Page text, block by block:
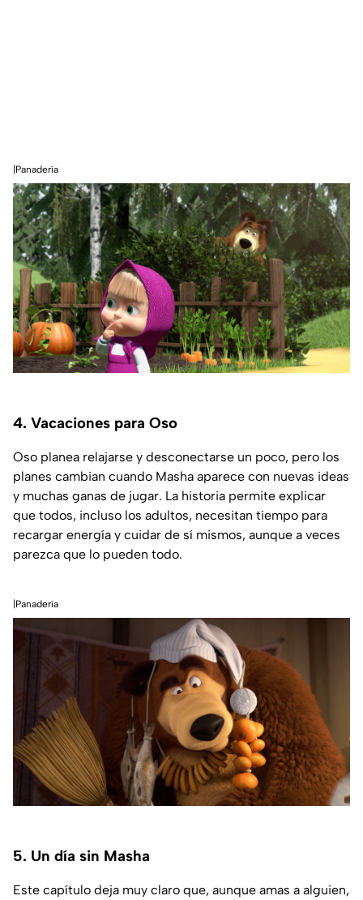
|Panadería
4. Vacaciones para Oso
Oso planea relajarse y desconectarse un poco, pero los
planes cambian cuando Masha aparece con nuevas ideas
y muchas ganas de jugar. La historia permite explicar
que todos, incluso los adultos, necesitan tiempo para
recargar energía y cuidar de sí mismos, aunque a veces
parezca que lo pueden todo.
|Panadería
5. Un día sin Masha
Este capítulo deja muy claro que, aunque amas a alguien,